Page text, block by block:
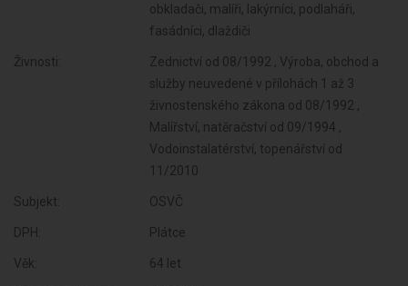
obkladači, malíři, lakýrníci, podlaháři,
fasádníci, dlaždiči
Živnosti:
Zednictví od 08/1992 , Výroba, obchod a
služby neuvedené v přílohách 1 až 3
živnostenského zákona od 08/1992 ,
Malířství, natěračství od 09/1994 ,
Vodoinstalatérství, topenářství od
11/2010
Subjekt: OSVČ
DPH: Plátce
Věk: 64 let